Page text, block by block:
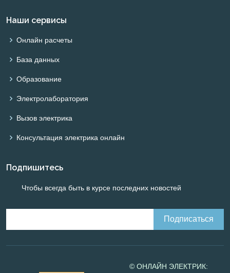
Наши сервисы
Онлайн расчеты
База данных
Образование
Электролаборатория
Вызов электрика
Консультация электрика онлайн
Подпишитесь
Чтобы всегда быть в курсе последних новостей
© ОНЛАЙН ЭЛЕКТРИК: